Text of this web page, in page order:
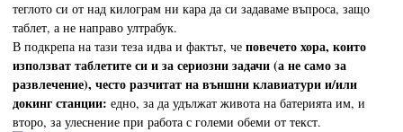
теглото си от над килограм ни кара да си задаваме въпроса, защо
таблет, а не направо ултрабук.
В подкрепа на тази теза идва и фактът, че повечето хора, които
използват таблетите си и за сериозни задачи (а не само за
развлечение), често разчитат на външни клавиатури и/или
докинг станции: едно, за да удължат живота на батерията им, и
второ, за улеснение при работа с големи обеми от текст.